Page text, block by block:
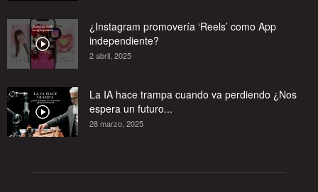
¿Instagram promovería ‘Reels’ como App
independiente?
2 abril, 2025
La IA hace trampa cuando va perdiendo ¿Nos
espera un futuro...
28 marzo, 2025